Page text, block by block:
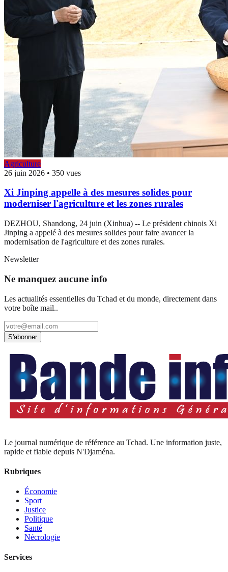
Agriculture
26 juin 2026 • 350 vues
Xi Jinping appelle à des mesures solides pour
moderniser l'agriculture et les zones rurales
DEZHOU, Shandong, 24 juin (Xinhua) -- Le président chinois Xi
Jinping a appelé à des mesures solides pour faire avancer la
modernisation de l'agriculture et des zones rurales.
Newsletter
Ne manquez aucune info
Les actualités essentielles du Tchad et du monde, directement dans
votre boîte mail..
S'abonner
Le journal numérique de référence au Tchad. Une information juste,
rapide et fiable depuis N'Djaména.
Rubriques
Économie
Sport
Justice
Politique
Santé
Nécrologie
Services